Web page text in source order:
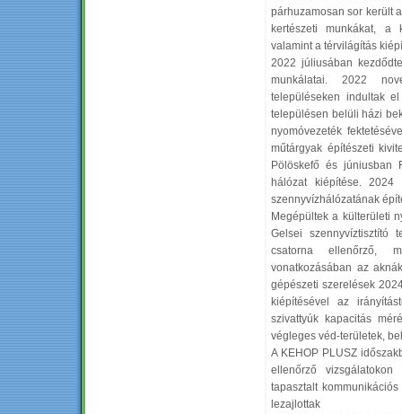
párhuzamosan sor került
kertészeti munkákat, a
valamint a térvilágítás
2022 júliusában
munkálatai. 2022
településeken indultak
településen belüli házi
nyomóvezeték
műtárgyak építészeti
Pölöskefő és júniusban
hálózat kiépítése. 2024
szennyvízhálózatának
Megépültek a külterületi
Gelsei szennyvíztisztító
csatorna ellenőrző,
vonatkozásában az
gépészeti szerelések
kiépítésével az
szivattyúk kapacitás
végleges véd-területek,
A KEHOP PLUSZ
ellenőrző
tapasztalt
lezajlottak